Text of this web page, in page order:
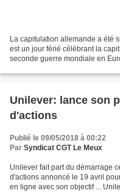
La capitulation allemande a été
est un jour férié célébrant la
seconde guerre mondiale en
Unilever: lance son
d'actions
Publié le 09/05/2018 à 00:22
Par Syndicat CGT Le Meux
Unilever fait part du démarrage
d'actions annoncé le 19 avril
en ligne avec son objectif ...